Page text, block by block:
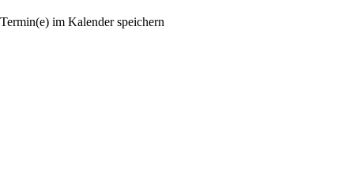
Termin(e) im Kalender speichern